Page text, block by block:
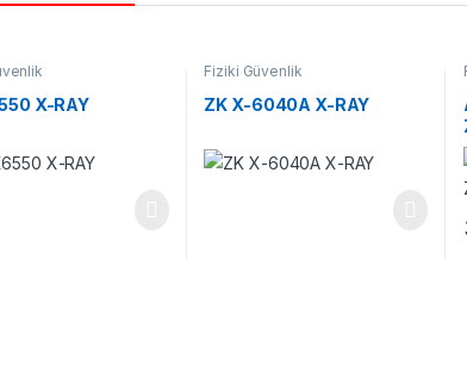
X-RAY
Fiziki Güvenlik
ZK X-6040A X-RAY